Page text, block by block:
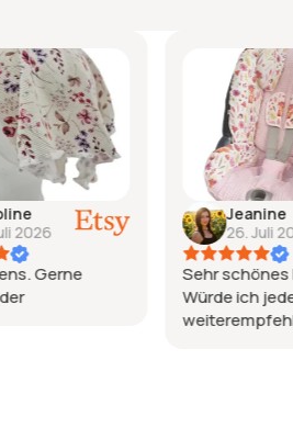
Jeanine
26. Juli 2026
Sehr schönes Produkt.
Würde ich jedem
Hat